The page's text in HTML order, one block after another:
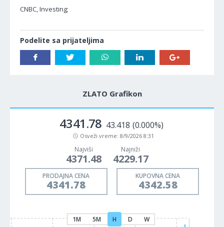
CNBC, Investing;
Podelite sa prijateljima
ZLATO Grafikon
4341.78 43.418 (0.000%)
Osveži vreme: 8/9/2026 8:31
Najviši
4371.48
Najniži
4229.17
PRODAJNA CENA
4341.78
KUPOVNA CENA
4342.58
1M 5M H D W